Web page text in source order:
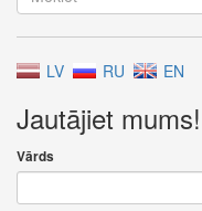
LV RU EN
Jautājiet mums!
Vārds